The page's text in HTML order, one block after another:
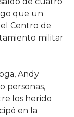
que un
Centro de
militar
Andy
personas,
los herido
en la